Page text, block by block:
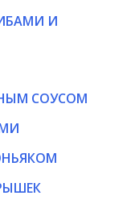
И
СОУСОМ